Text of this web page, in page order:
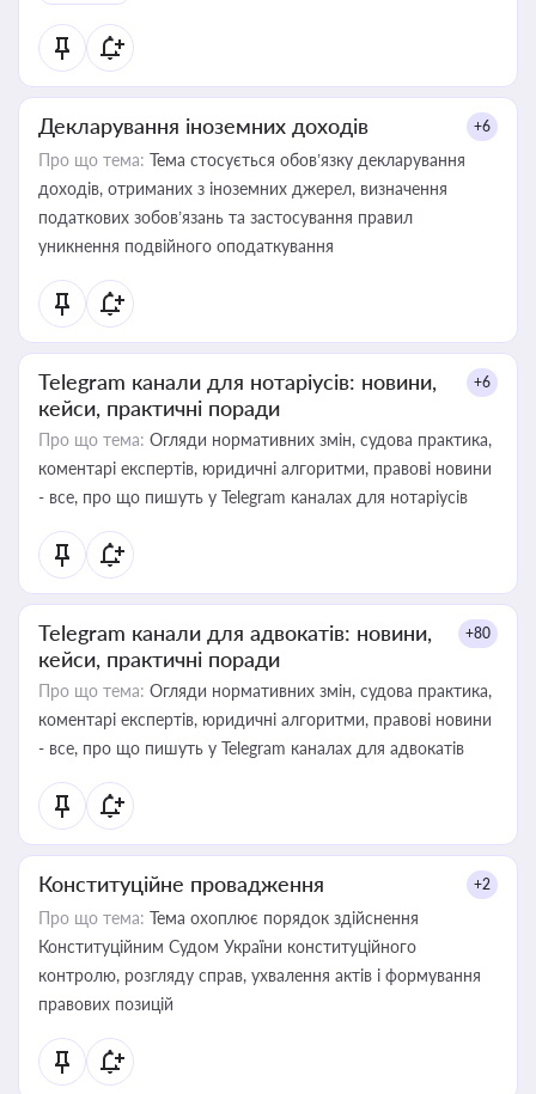
Декларування іноземних доходів +6
Про що тема: Тема стосується обов’язку декларування
доходів, отриманих з іноземних джерел, визначення
податкових зобов’язань та застосування правил
уникнення подвійного оподаткування
Telegram канали для нотаріусів: новини,
кейси, практичні поради
+6
Про що тема: Огляди нормативних змін, судова практика,
коментарі експертів, юридичні алгоритми, правові новини
- все, про що пишуть у Telegram каналах для нотаріусів
Telegram канали для адвокатів: новини,
кейси, практичні поради
+80
Про що тема: Огляди нормативних змін, судова практика,
коментарі експертів, юридичні алгоритми, правові новини
- все, про що пишуть у Telegram каналах для адвокатів
Конституційне провадження +2
Про що тема: Тема охоплює порядок здійснення
Конституційним Судом України конституційного
контролю, розгляду справ, ухвалення актів і формування
правових позицій